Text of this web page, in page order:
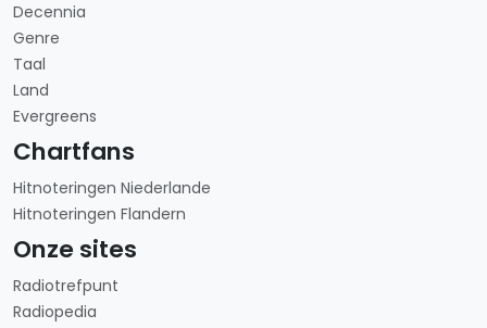
Decennia
Genre
Taal
Land
Evergreens
Chartfans
Hitnoteringen Niederlande
Hitnoteringen Flandern
Onze sites
Radiotrefpunt
Radiopedia